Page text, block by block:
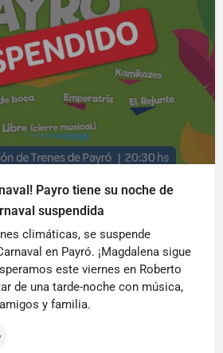
Payro tiene su noche de
suspendida
climáticas, se suspende
en Payró. ¡Magdalena sigue
este viernes en Roberto
de una tarde-noche con música,
amigos y familia.